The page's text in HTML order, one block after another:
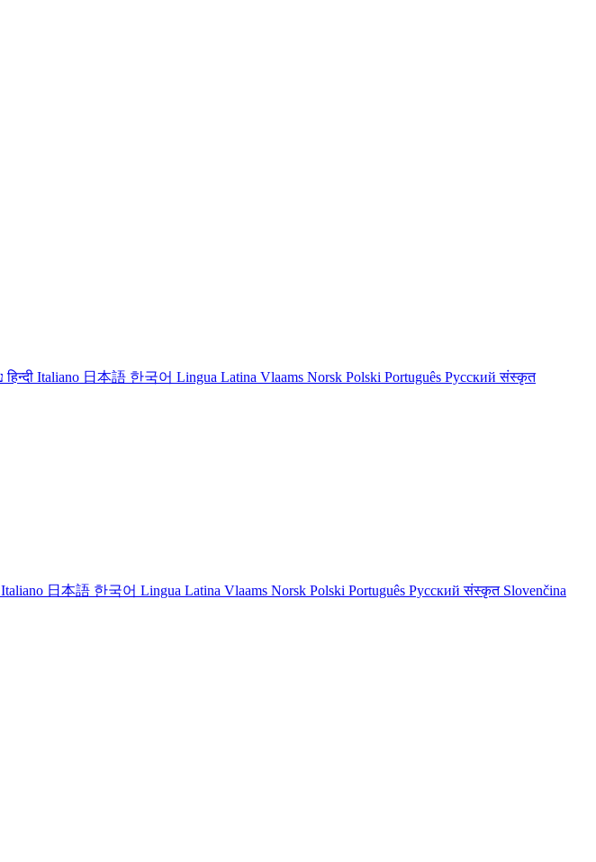
עבריתहिन्दी Italiano 日本語 한국어 Lingua Latina Vlaams Norsk Polski Português Русскийसंस्कृत
Italiano 日本語 한국어 Lingua Latina Vlaams Norsk Polski Português Русскийसंस्कृत Slovenčina